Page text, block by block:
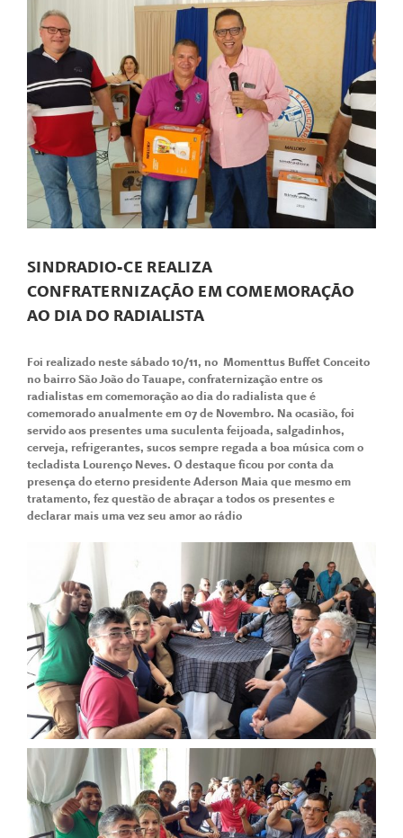
Image
SINDRADIO-CE REALIZA
CONFRATERNIZAÇÃO EM COMEMORAÇÃO
AO DIA DO RADIALISTA
Foi realizado neste sábado 10/11, no Momenttus Buffet Conceito
no bairro São João do Tauape, confraternização entre os
radialistas em comemoração ao dia do radialista que é
comemorado anualmente em 07 de Novembro. Na ocasião, foi
servido aos presentes uma suculenta feijoada, salgadinhos,
cerveja, refrigerantes, sucos sempre regada a boa música com o
tecladista Lourenço Neves. O destaque ficou por conta da
presença do eterno presidente Aderson Maia que mesmo em
tratamento, fez questão de abraçar a todos os presentes e
declarar mais uma vez seu amor ao rádio